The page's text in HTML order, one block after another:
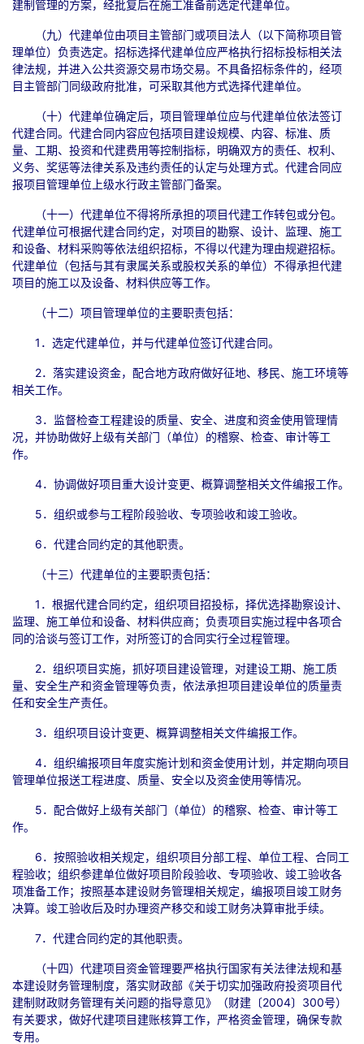
建制管理的方案，经批复后在施工准备前选定代建单位。
（九）代建单位由项目主管部门或项目法人（以下简称项目管
理单位）负责选定。招标选择代建单位应严格执行招标投标相关法
律法规，并进入公共资源交易市场交易。不具备招标条件的，经项
目主管部门同级政府批准，可采取其他方式选择代建单位。
（十）代建单位确定后，项目管理单位应与代建单位依法签订
代建合同。代建合同内容应包括项目建设规模、内容、标准、质
量、工期、投资和代建费用等控制指标，明确双方的责任、权利、
义务、奖惩等法律关系及违约责任的认定与处理方式。代建合同应
报项目管理单位上级水行政主管部门备案。
（十一）代建单位不得将所承担的项目代建工作转包或分包。
代建单位可根据代建合同约定，对项目的勘察、设计、监理、施工
和设备、材料采购等依法组织招标，不得以代建为理由规避招标。
代建单位（包括与其有隶属关系或股权关系的单位）不得承担代建
项目的施工以及设备、材料供应等工作。
（十二）项目管理单位的主要职责包括：
1．选定代建单位，并与代建单位签订代建合同。
2．落实建设资金，配合地方政府做好征地、移民、施工环境等
相关工作。
3．监督检查工程建设的质量、安全、进度和资金使用管理情
况，并协助做好上级有关部门（单位）的稽察、检查、审计等工
作。
4．协调做好项目重大设计变更、概算调整相关文件编报工作。
5．组织或参与工程阶段验收、专项验收和竣工验收。
6．代建合同约定的其他职责。
（十三）代建单位的主要职责包括：
1．根据代建合同约定，组织项目招投标，择优选择勘察设计、
监理、施工单位和设备、材料供应商；负责项目实施过程中各项合
同的洽谈与签订工作，对所签订的合同实行全过程管理。
2．组织项目实施，抓好项目建设管理，对建设工期、施工质
量、安全生产和资金管理等负责，依法承担项目建设单位的质量责
任和安全生产责任。
3．组织项目设计变更、概算调整相关文件编报工作。
4．组织编报项目年度实施计划和资金使用计划，并定期向项目
管理单位报送工程进度、质量、安全以及资金使用等情况。
5．配合做好上级有关部门（单位）的稽察、检查、审计等工
作。
6．按照验收相关规定，组织项目分部工程、单位工程、合同工
程验收；组织参建单位做好项目阶段验收、专项验收、竣工验收各
项准备工作；按照基本建设财务管理相关规定，编报项目竣工财务
决算。竣工验收后及时办理资产移交和竣工财务决算审批手续。
7．代建合同约定的其他职责。
（十四）代建项目资金管理要严格执行国家有关法律法规和基
本建设财务管理制度，落实财政部《关于切实加强政府投资项目代
建制财政财务管理有关问题的指导意见》（财建〔2004〕300号）
有关要求，做好代建项目建账核算工作，严格资金管理，确保专款
专用。